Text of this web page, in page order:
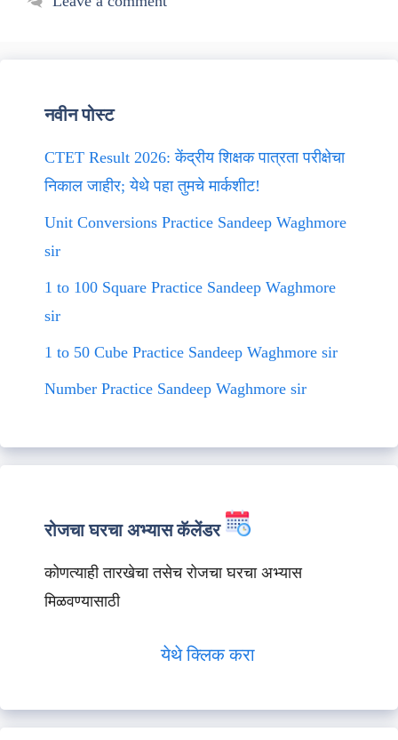
नवीन पोस्ट
CTET Result 2026: केंद्रीय शिक्षक पात्रता परीक्षेचा
निकाल जाहीर; येथे पहा तुमचे मार्कशीट!
Unit Conversions Practice Sandeep Waghmore
sir
1 to 100 Square Practice Sandeep Waghmore
sir
1 to 50 Cube Practice Sandeep Waghmore sir
Number Practice Sandeep Waghmore sir
रोजचा घरचा अभ्यास कॅलेंडर
कोणत्याही तारखेचा तसेच रोजचा घरचा अभ्यास
मिळवण्यासाठी
येथे क्लिक करा